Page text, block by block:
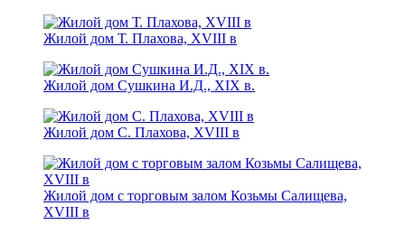
Жилой дом Т. Плахова, XVIII в
Жилой дом Сушкина И.Д., XIX в.
Жилой дом С. Плахова, XVIII в
Жилой дом с торговым залом Козьмы Салищева,
XVIII в